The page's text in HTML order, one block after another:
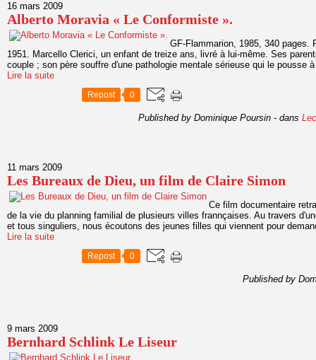
16 mars 2009
Alberto Moravia « Le Conformiste ».
GF-Flammarion, 1985, 340 pages.
1951. Marcello Clerici, un enfant de treize ans, livré à lui-même. Ses
couple ; son père souffre d'une pathologie mentale sérieuse qui le pousse
Lire la suite
Repost 0
Published by Dominique Poursin - dans
11 mars 2009
Les Bureaux de Dieu, un film de Claire Simon
Ce film documentaire
de la vie du planning familial de plusieurs villes frannçaises. Au travers
et tous singuliers, nous écoutons des jeunes filles qui viennent pour
Lire la suite
Repost 0
Published by
9 mars 2009
Bernhard Schlink Le Liseur